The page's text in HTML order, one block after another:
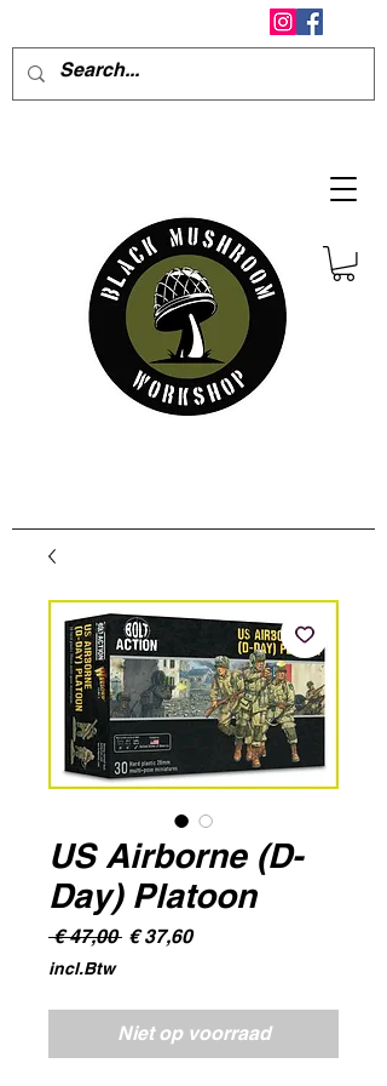
US Airborne (D-
Day) Platoon
€ 47,00 Normale
€ 37,60Verkoopprijs
incl.Btw
Niet op voorraad